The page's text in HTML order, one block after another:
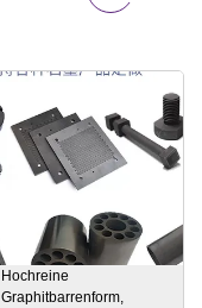
Hochreine
Graphitbarrenform,